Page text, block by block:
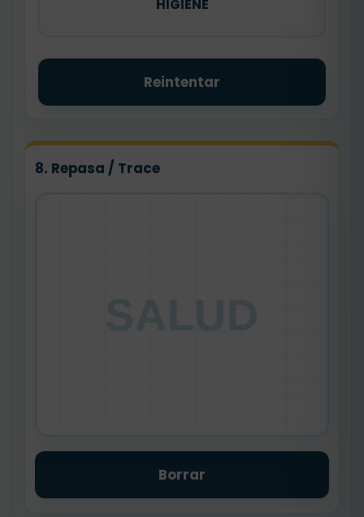
HIGIENE
Reintentar
8. Repasa / Trace
Borrar